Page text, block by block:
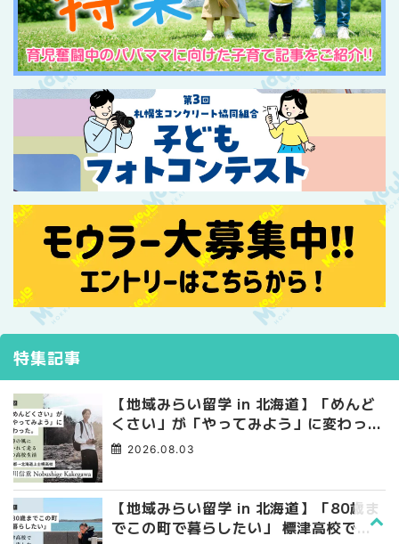
特集記事
【地域みらい留学 in 北海道】「めんど
くさい」が「やってみよう」に変わっ
た。 十勝の風に吹かれて走る、僕の泥
2026.08.03
【地域みらい留学 in 北海道】「80歳ま
でこの町で暮らしたい」 標津高校で踏